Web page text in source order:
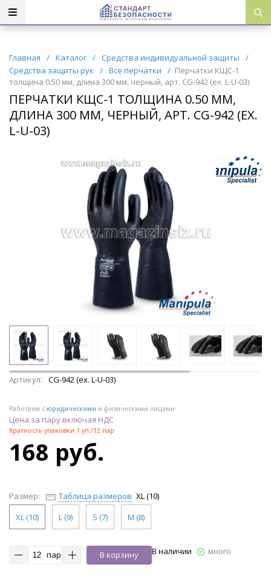
Главная / Каталог / Средства индивидуальной защиты
/
Средства защиты рук
/ Все перчатки / Перчатки КЩС-1
толщина 0.50 мм, длина 300 мм, черный, арт. CG-942 (ex. L-U-03)
ПЕРЧАТКИ КЩС-1 ТОЛЩИНА 0.50 ММ,
ДЛИНА 300 ММ, ЧЕРНЫЙ, АРТ. CG-942 (EX.
L-U-03)
Артикул: CG-942 (ex. L-U-03)
Работаем с юридическими и физическими лицами
Цена за пару включая НДС
Кратность упаковки 1 уп./12 пар
168 руб.
Размер: Таблица размеров XL (10)
XL (10)
L (9) S (7) M (8)
пар В корзину В наличии много